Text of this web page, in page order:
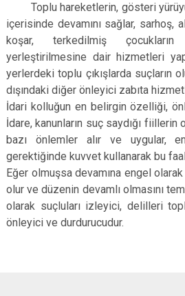
Toplu hareketlerin, gösteri
içerisinde devamını sağlar, sarhoş,
koşar, terkedilmiş
yerleştirilmesine dair hizmetleri
yerlerdeki toplu çıkışlarda suçların
dışındaki diğer önleyici zabıta
İdari kolluğun en belirgin özelliği,
İdare, kanunların suç saydığı fiillerin
bazı önlemler alır ve uygular,
gerektiğinde kuvvet kullanarak bu
Eğer olmuşsa devamına engel
olur ve düzenin devamlı olmasını
olarak suçluları izleyici, delilleri
önleyici ve durdurucudur.